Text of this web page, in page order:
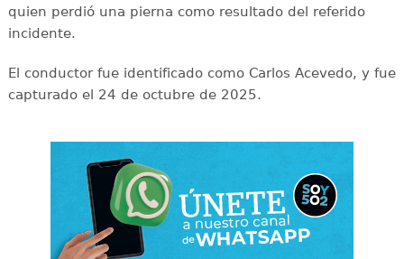
quien perdió una pierna como resultado del referido
incidente.
El conductor fue identificado como Carlos Acevedo, y fue
capturado el 24 de octubre de 2025.